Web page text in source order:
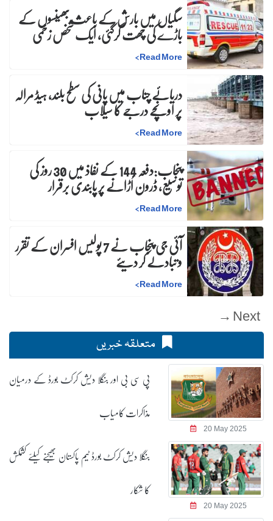
سگیاں میں بارش کے باعث بھینسوں کے
باڑے کی چھت گرگئی، ایک شخص زخمی
Read More
>
دریائے چناب میں پانی کی سطح بلند، ہیڈ مرالہ
پر اونچے درجے کا سیلاب
Read More
>
پنجاب:دفعہ 144 کے نفاذ میں 30 روز کیتوسیع، ڈرون اُڑانے پر پابندی برقرار
Read More
>
آئی جی پنجاب نے 7 پولیس افسران کے تقرر و تبادلے کر دیئے
Read More
>
Next →
متعلقہ خبریں
20 May 2025
پی سی بی اور بنگلا دیش کرکٹ بورڈ کے درمیان
مذاکرات کامیاب
20 May 2025
بنگلا دیش کرکٹ بورڈ ٹیم پاکستان بھیجنے کیلئے کشمکش
کا شکار